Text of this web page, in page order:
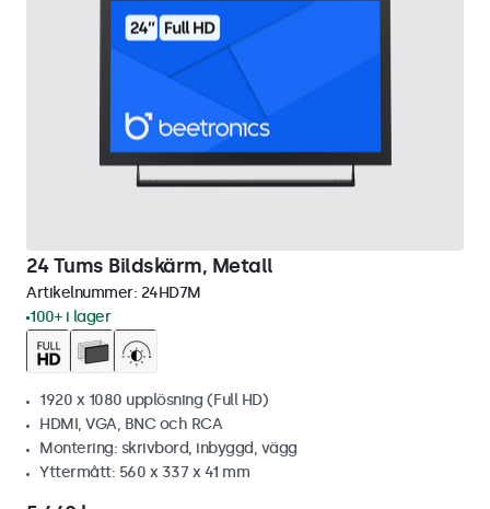
24 Tums Bildskärm, Metall
Artikelnummer: 24HD7M
100+ i lager
1920 x 1080 upplösning (Full HD)
HDMI, VGA, BNC och RCA
Montering: skrivbord, inbyggd, vägg
Yttermått: 560 x 337 x 41 mm